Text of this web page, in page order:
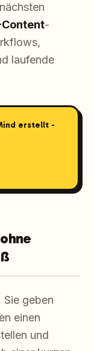
Content-
laufende
erstellt -
Sie geben
einen
und